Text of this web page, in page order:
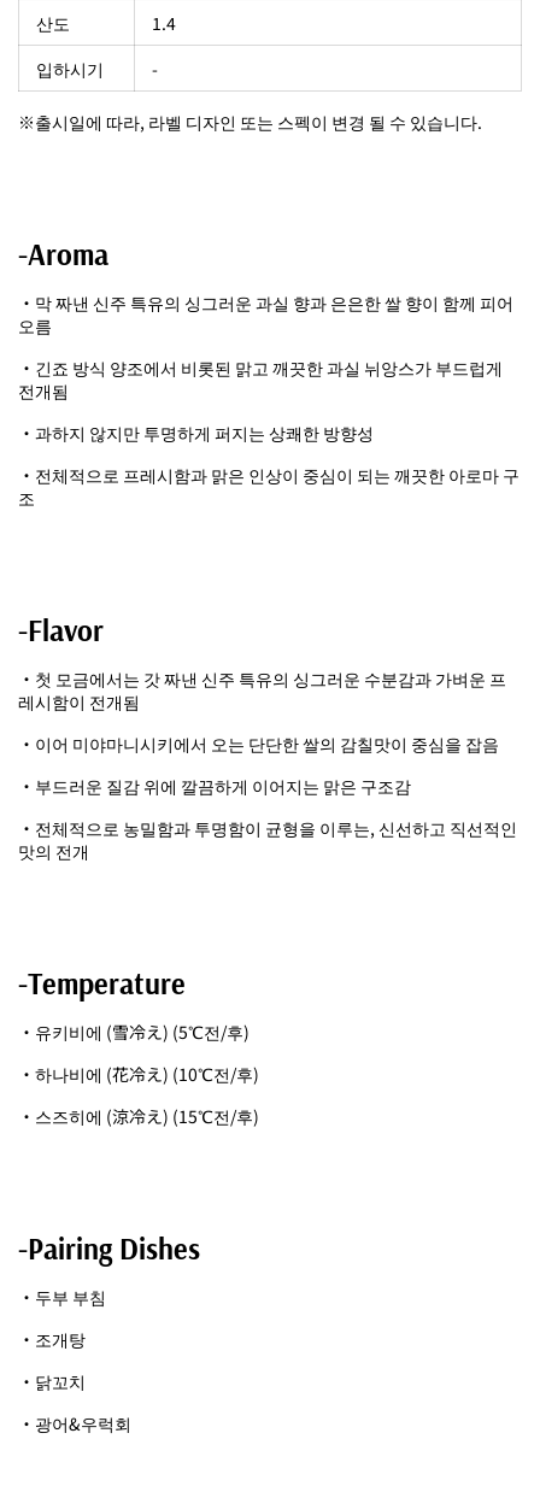
산도
1.4
입하시기
-
※출시일에 따라, 라벨 디자인 또는 스펙이 변경 될 수 있습니다.
-Aroma
・막 짜낸 신주 특유의 싱그러운 과실 향과 은은한 쌀 향이 함께 피어
오름
・긴죠 방식 양조에서 비롯된 맑고 깨끗한 과실 뉘앙스가 부드럽게
전개됨
・과하지 않지만 투명하게 퍼지는 상쾌한 방향성
・전체적으로 프레시함과 맑은 인상이 중심이 되는 깨끗한 아로마 구
조
-Flavor
・첫 모금에서는 갓 짜낸 신주 특유의 싱그러운 수분감과 가벼운 프
레시함이 전개됨
・이어 미야마니시키에서 오는 단단한 쌀의 감칠맛이 중심을 잡음
・부드러운 질감 위에 깔끔하게 이어지는 맑은 구조감
・전체적으로 농밀함과 투명함이 균형을 이루는, 신선하고 직선적인
맛의 전개
-Temperature
・유키비에 (雪冷え) (5℃전/후)
・하나비에 (花冷え) (10℃전/후)
・스즈히에 (涼冷え) (15℃전/후)
-Pairing Dishes
・두부 부침
・조개탕
・닭꼬치
・광어&우럭회